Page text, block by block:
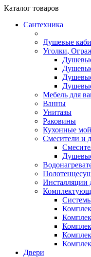
Каталог товаров
Сантехника
Душевые
Уголки,
Мебель для
Ванны
Унитазы
Раковины
Кухонные
Смесители и
Инсталляции
Двери